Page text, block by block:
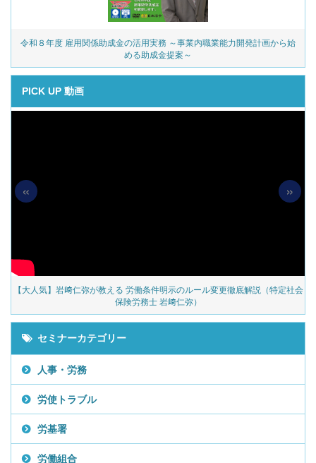
令和８年度 雇用関係助成金の活用実務 ～事業内職業能力開発計画から始
める助成金提案～
PICK UP 動画
【大人気】岩﨑仁弥が教える 労働条件明示のルール変更徹底解説（特定社会
保険労務士 岩﨑仁弥）
« »
セミナーカテゴリー
人事・労務
労使トラブル
労基署
労働組合